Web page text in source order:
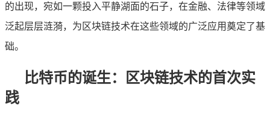
的出现，宛如一颗投入平静湖面的石子，在金融、法律等领域
泛起层层涟漪，为区块链技术在这些领域的广泛应用奠定了基
础。
比特币的诞生：区块链技术的首次实
践